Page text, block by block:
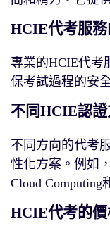
HCIE代考服務
專業的HCIE代考
保考試過程的安
不同HCIE認證
不同方向的代考
性化方案。例如
Cloud Computing
HCIE代考的價